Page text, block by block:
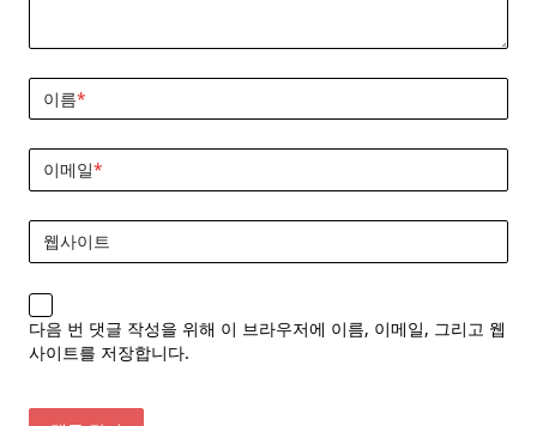
이름*
이메일*
웹사이트
다음 번 댓글 작성을 위해 이 브라우저에 이름, 이메일, 그리고 웹
사이트를 저장합니다.